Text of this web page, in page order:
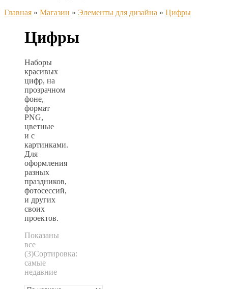
Главная » Магазин » Элементы для дизайна » Цифры
Цифры
Наборы
красивых
цифр, на
прозрачном
фоне,
формат
PNG,
цветные
и с
картинками.
Для
оформления
разных
праздников,
фотосессий,
и других
своих
проектов.
Показаны
все
(3)Сортировка:
самые
недавние